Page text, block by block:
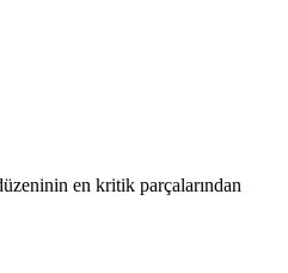
en kritik parçalarından